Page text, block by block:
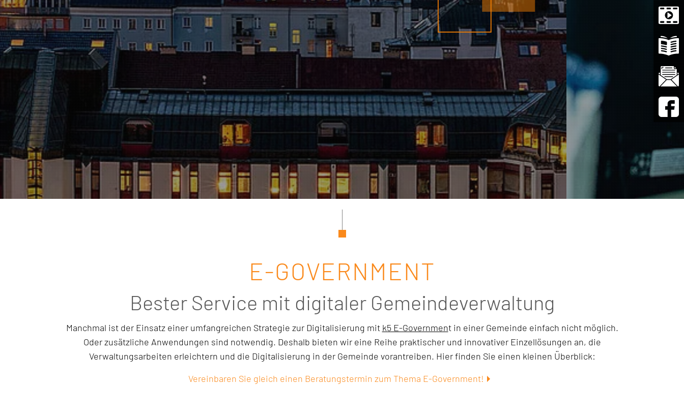
E-GOVERNMENT
Bester Service mit digitaler Gemeindeverwaltung
Manchmal ist der Einsatz einer umfangreichen Strategie zur Digitalisierung mit k5 E-Government in einer Gemeinde einfach nicht möglich.
Oder zusätzliche Anwendungen sind notwendig. Deshalb bieten wir eine Reihe praktischer und innovativer Einzellösungen an, die
Verwaltungsarbeiten erleichtern und die Digitalisierung in der Gemeinde vorantreiben. Hier finden Sie einen kleinen Überblick:
Vereinbaren Sie gleich einen Beratungstermin zum Thema E-Government!